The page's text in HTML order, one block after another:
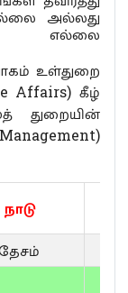
அல்லது
எல்லை
உள்துறை
Affairs) கீழ்
துறையின்
நாடு